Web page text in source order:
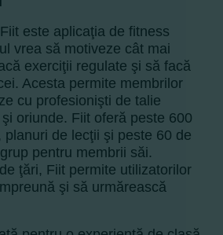
este aplicaţia de fitness
vrea să motiveze cât mai
exerciţii regulate şi să facă
Acesta permite membrilor
cu profesionişti de talie
oriunde. Fiit oferă peste 600
planuri de lecţii şi peste 60 de
pentru membrii săi.
ţări, Fiit permite utilizatorilor
şi să urmărească